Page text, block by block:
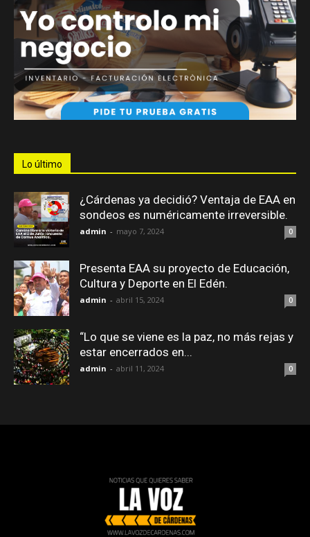
Lo último
¿Cárdenas ya decidió? Ventaja de EAA en
sondeos es numéricamente irreversible.
admin - mayo 7, 2024 0
Presenta EAA su proyecto de Educación,
Cultura y Deporte en El Edén.
admin - abril 15, 2024 0
“Lo que se viene es la paz, no más rejas y
estar encerrados en...
admin - abril 11, 2024 0